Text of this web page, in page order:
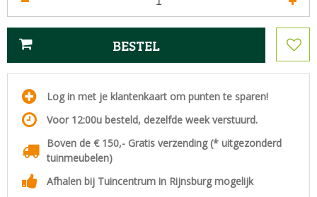
Log in met je klantenkaart om punten te sparen!
Voor 12:00u besteld, dezelfde week verstuurd.
Boven de € 150,- Gratis verzending (* uitgezonderd
tuinmeubelen)
Afhalen bij Tuincentrum in Rijnsburg mogelijk